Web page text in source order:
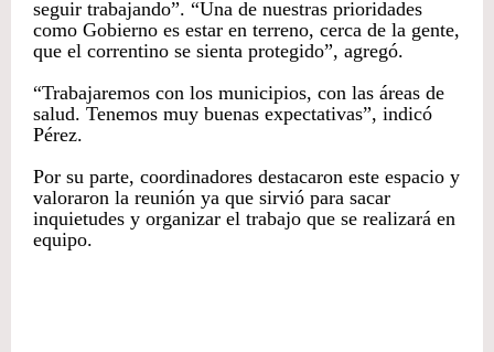
seguir trabajando”. “Una de nuestras prioridades
como Gobierno es estar en terreno, cerca de la gente,
que el correntino se sienta protegido”, agregó.
“Trabajaremos con los municipios, con las áreas de
salud. Tenemos muy buenas expectativas”, indicó
Pérez.
Por su parte, coordinadores destacaron este espacio y
valoraron la reunión ya que sirvió para sacar
inquietudes y organizar el trabajo que se realizará en
equipo.